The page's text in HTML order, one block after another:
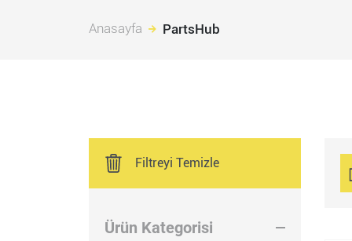
Anasayfa PartsHub
Filtreyi Temizle
Ürün Kategorisi